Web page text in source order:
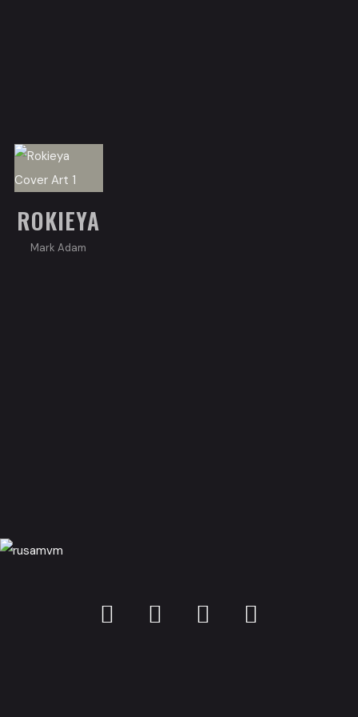
ROKIEYA
Mark Adam